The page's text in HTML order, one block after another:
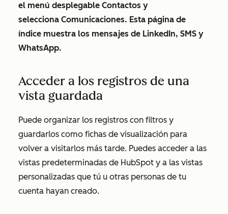
el menú desplegable Contactos y
selecciona Comunicaciones. Esta página de
índice muestra los mensajes de LinkedIn, SMS y
WhatsApp.
Acceder a los registros de una
vista guardada
Puede organizar los registros con filtros y
guardarlos como fichas de visualización para
volver a visitarlos más tarde. Puedes acceder a las
vistas predeterminadas de HubSpot y a las vistas
personalizadas que tú u otras personas de tu
cuenta hayan creado.